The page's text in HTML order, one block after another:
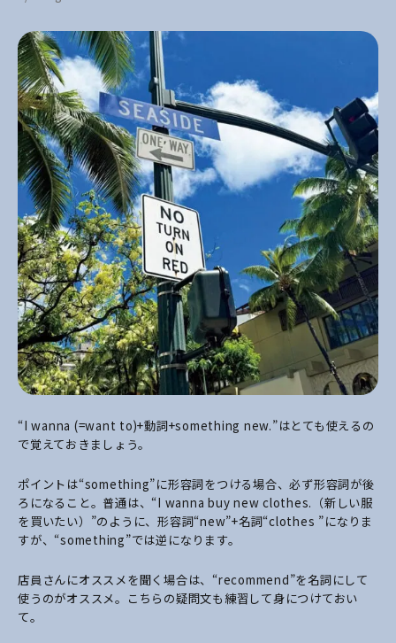
“I wanna (=want to)+動詞+something new.”はとても使えるの
で覚えておきましょう。
ポイントは“something”に形容詞をつける場合、必ず形容詞が後
ろになること。普通は、“I wanna buy new clothes.（新しい服
を買いたい）”のように、形容詞“new”+名詞“clothes ”になりま
すが、“something”では逆になります。
店員さんにオススメを聞く場合は、“recommend”を名詞にして
使うのがオススメ。こちらの疑問文も練習して身につけておい
て。